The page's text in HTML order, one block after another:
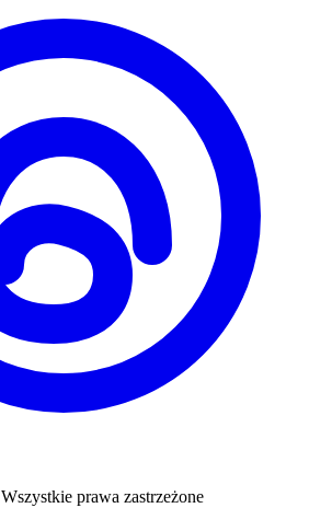
Wszystkie prawa zastrzeżone